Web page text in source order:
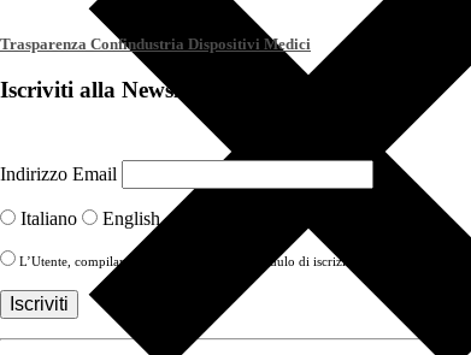
Trasparenza Confindustria Dispositivi Medici
Iscriviti alla Newsletter
Indirizzo Email
Italiano English
L’Utente, compilando con i propri Dati il modulo di iscrizione alla newsletter,